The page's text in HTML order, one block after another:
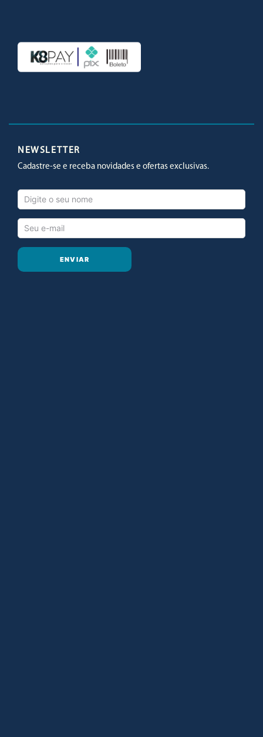
NEWSLETTER
Cadastre-se e receba novidades e ofertas exclusivas.
ENVIAR